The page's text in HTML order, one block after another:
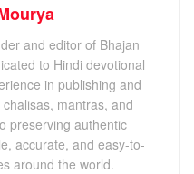
and editor of Bhajan
to Hindi devotional
in publishing and
mantras, and
preserving authentic
accurate, and easy-to-
around the world.